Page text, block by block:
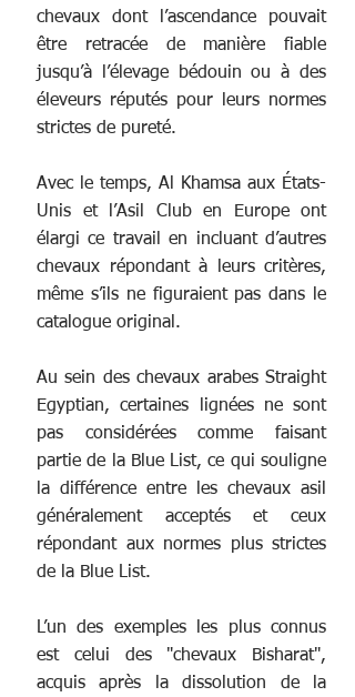
chevaux dont l’ascendance pouvait
être retracée de manière fiable
jusqu’à l’élevage bédouin ou à des
éleveurs réputés pour leurs normes
strictes de pureté.
Avec le temps, Al Khamsa aux États-
Unis et l’Asil Club en Europe ont
élargi ce travail en incluant d’autres
chevaux répondant à leurs critères,
même s’ils ne figuraient pas dans le
catalogue original.
Au sein des chevaux arabes Straight
Egyptian, certaines lignées ne sont
pas considérées comme faisant
partie de la Blue List, ce qui souligne
la différence entre les chevaux asil
généralement acceptés et ceux
répondant aux normes plus strictes
de la Blue List.
L’un des exemples les plus connus
est celui des "chevaux Bisharat",
acquis après la dissolution de la